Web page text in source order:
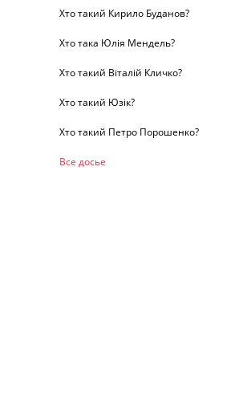
Хто такий Кирило Буданов?
Хто така Юлія Мендель?
Хто такий Віталій Кличко?
Хто такий Юзік?
Хто такий Петро Порошенко?
Все досье